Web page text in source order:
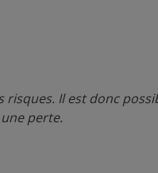
Il est donc
perte.